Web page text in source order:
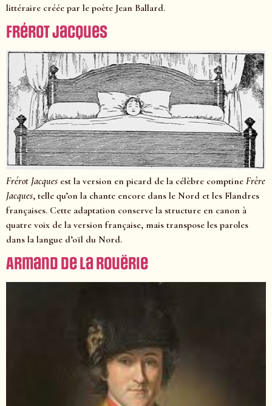
littéraire créée par le poète Jean Ballard.
Frérot Jacques
Frérot Jacques est la version en picard de la célèbre comptine Frère
Jacques, telle qu’on la chante encore dans le Nord et les Flandres
françaises. Cette adaptation conserve la structure en canon à
quatre voix de la version française, mais transpose les paroles
dans la langue d’oïl du Nord.
Armand de la Rouërie